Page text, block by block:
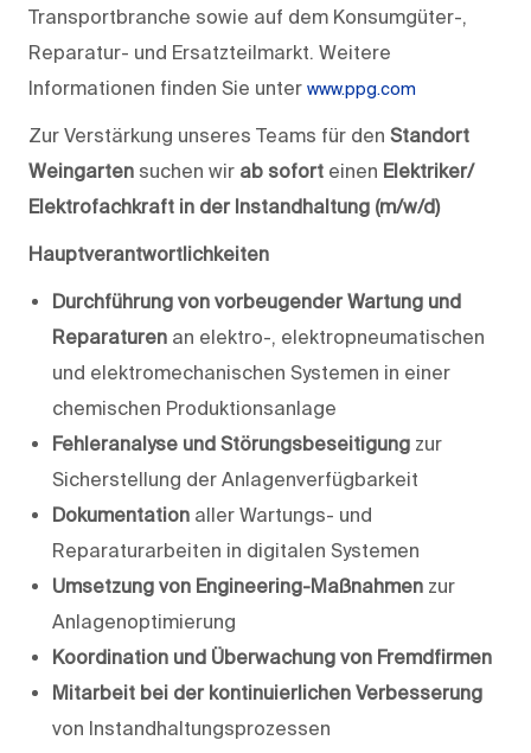
Transportbranche sowie auf dem Konsumgüter-,
Reparatur- und Ersatzteilmarkt. Weitere
Informationen finden Sie unter www.ppg.com
Zur Verstärkung unseres Teams für den Standort
Weingarten suchen wir ab sofort einen Elektriker/
Elektrofachkraft in der Instandhaltung (m/w/d)
Hauptverantwortlichkeiten
Durchführung von vorbeugender Wartung und
Reparaturen an elektro-, elektro­pneumatischen
und elektromechanischen Systemen in einer
chemischen Produktionsanlage
Fehleranalyse und Störungsbeseitigung zur
Sicherstellung der Anlagenverfügbarkeit
Dokumentation aller Wartungs- und
Reparaturarbeiten in digitalen Systemen
Umsetzung von Engineering-Maßnahmen zur
Anlagenoptimierung
Koordination und Überwachung von Fremdfirmen
Mitarbeit bei der kontinuierlichen Verbesserung
von Instandhaltungsprozessen